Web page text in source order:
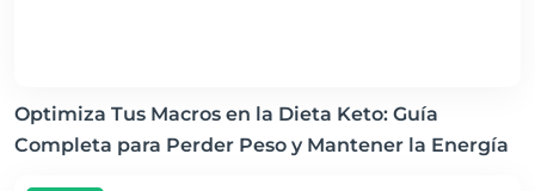
Optimiza Tus Macros en la Dieta Keto: Guía
Completa para Perder Peso y Mantener la Energía